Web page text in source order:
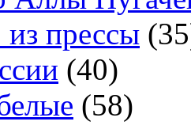
из прессы
(40)
(58)